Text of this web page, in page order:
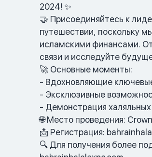
2024! ✨
🤝 Присоединяйтесь к
путешествии, поскольку
исламскими финансами.
связи и исследуйте
🚀 Основные моменты:
- Вдохновляющие
- Эксклюзивные
- Демонстрация халяльных
🌐 Место проведения:
📩 Регистрация:
🔍 Для получения более